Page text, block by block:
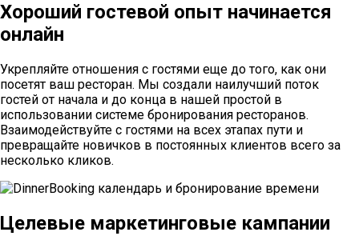
Хороший гостевой опыт начинается
онлайн
Укрепляйте отношения с гостями еще до того, как они
посетят ваш ресторан. Мы создали наилучший поток
гостей от начала и до конца в нашей простой в
использовании системе бронирования ресторанов.
Взаимодействуйте с гостями на всех этапах пути и
превращайте новичков в постоянных клиентов всего за
несколько кликов.
Целевые маркетинговые кампании